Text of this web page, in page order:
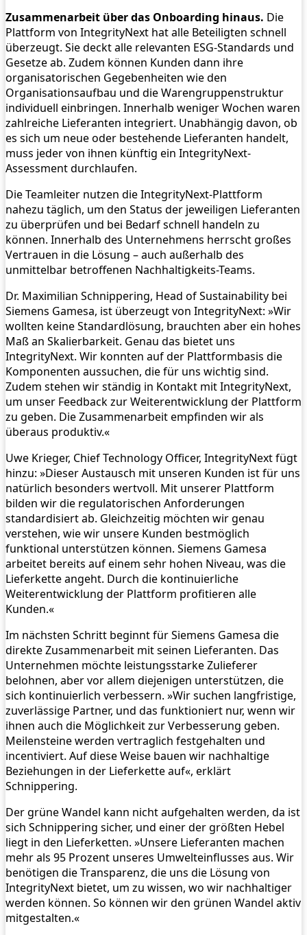
Zusammenarbeit über das Onboarding hinaus. Die
Plattform von IntegrityNext hat alle Beteiligten schnell
überzeugt. Sie deckt alle relevanten ESG-Standards und
Gesetze ab. Zudem können Kunden dann ihre
organisatorischen Gegebenheiten wie den
Organisationsaufbau und die Warengruppenstruktur
individuell einbringen. Innerhalb weniger Wochen waren
zahlreiche Lieferanten integriert. Unabhängig davon, ob
es sich um neue oder bestehende Lieferanten handelt,
muss jeder von ihnen künftig ein IntegrityNext-
Assessment durchlaufen.
Die Teamleiter nutzen die IntegrityNext-Plattform
nahezu täglich, um den Status der jeweiligen Lieferanten
zu überprüfen und bei Bedarf schnell handeln zu
können. Innerhalb des Unternehmens herrscht großes
Vertrauen in die Lösung – auch außerhalb des
unmittelbar betroffenen Nachhaltigkeits-Teams.
Dr. Maximilian Schnippering, Head of Sustainability bei
Siemens Gamesa, ist überzeugt von IntegrityNext: »Wir
wollten keine Standardlösung, brauchten aber ein hohes
Maß an Skalierbarkeit. Genau das bietet uns
IntegrityNext. Wir konnten auf der Plattformbasis die
Komponenten aussuchen, die für uns wichtig sind.
Zudem stehen wir ständig in Kontakt mit IntegrityNext,
um unser Feedback zur Weiterentwicklung der Plattform
zu geben. Die Zusammenarbeit empfinden wir als
überaus produktiv.«
Uwe Krieger, Chief Technology Officer, IntegrityNext fügt
hinzu: »Dieser Austausch mit unseren Kunden ist für uns
natürlich besonders wertvoll. Mit unserer Plattform
bilden wir die regulatorischen Anforderungen
standardisiert ab. Gleichzeitig möchten wir genau
verstehen, wie wir unsere Kunden bestmöglich
funktional unterstützen können. Siemens Gamesa
arbeitet bereits auf einem sehr hohen Niveau, was die
Lieferkette angeht. Durch die kontinuierliche
Weiterentwicklung der Plattform profitieren alle
Kunden.«
Im nächsten Schritt beginnt für Siemens Gamesa die
direkte Zusammenarbeit mit seinen Lieferanten. Das
Unternehmen möchte leistungsstarke Zulieferer
belohnen, aber vor allem diejenigen unterstützen, die
sich kontinuierlich verbessern. »Wir suchen langfristige,
zuverlässige Partner, und das funktioniert nur, wenn wir
ihnen auch die Möglichkeit zur Verbesserung geben.
Meilensteine werden vertraglich festgehalten und
incentiviert. Auf diese Weise bauen wir nachhaltige
Beziehungen in der Lieferkette auf«, erklärt
Schnippering.
Der grüne Wandel kann nicht aufgehalten werden, da ist
sich Schnippering sicher, und einer der größten Hebel
liegt in den Lieferketten. »Unsere Lieferanten machen
mehr als 95 Prozent unseres Umwelteinflusses aus. Wir
benötigen die Transparenz, die uns die Lösung von
IntegrityNext bietet, um zu wissen, wo wir nachhaltiger
werden können. So können wir den grünen Wandel aktiv
mitgestalten.«